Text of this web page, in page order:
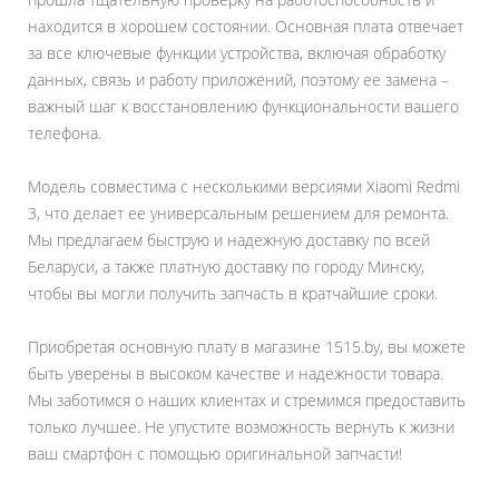
находится в хорошем состоянии. Основная плата отвечает
за все ключевые функции устройства, включая обработку
данных, связь и работу приложений, поэтому ее замена –
важный шаг к восстановлению функциональности вашего
телефона.
Модель совместима с несколькими версиями Xiaomi Redmi
3, что делает ее универсальным решением для ремонта.
Мы предлагаем быструю и надежную доставку по всей
Беларуси, а также платную доставку по городу Минску,
чтобы вы могли получить запчасть в кратчайшие сроки.
Приобретая основную плату в магазине 1515.by, вы можете
быть уверены в высоком качестве и надежности товара.
Мы заботимся о наших клиентах и стремимся предоставить
только лучшее. Не упустите возможность вернуть к жизни
ваш смартфон с помощью оригинальной запчасти!